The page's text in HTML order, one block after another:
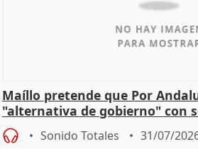
Maíllo pretende que Por
"alternativa de gobierno" con
oposición
Sonido Totales 31/07/